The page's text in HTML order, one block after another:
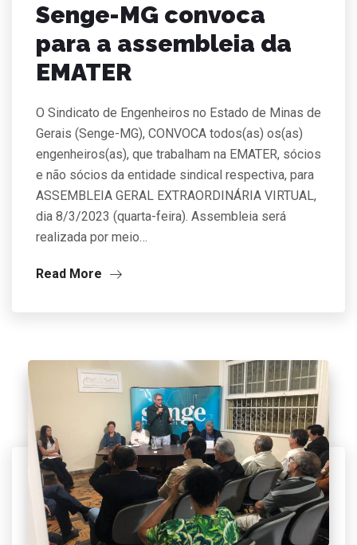
Senge-MG convoca
para a assembleia da
EMATER
O Sindicato de Engenheiros no Estado de Minas de
Gerais (Senge-MG), CONVOCA todos(as) os(as)
engenheiros(as), que trabalham na EMATER, sócios
e não sócios da entidade sindical respectiva, para
ASSEMBLEIA GERAL EXTRAORDINÁRIA VIRTUAL,
dia 8/3/2023 (quarta-feira). Assembleia será
realizada por meio…
Read More